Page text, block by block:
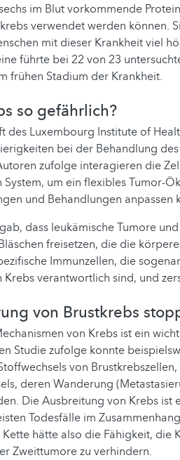
im Blut vorkommende
verwendet werden können.
mit dieser Krankheit viel
führte bei 22 von 23
frühen Stadium der Krankheit.
so gefährlich?
des Luxembourg Institute of
bei der Behandlung
zufolge interagieren die
um ein flexibles Tumor-
und Behandlungen anpassen
dass leukämische Tumore
freisetzen, die die
Immunzellen, die
verantwortlich sind, und
von Brustkrebs
von Krebs ist ein
Studie zufolge konnte
von
deren Wanderung
Die Ausbreitung von Krebs ist
Todesfälle im
hätte also die Fähigkeit, die
Zweittumore zu verhindern.